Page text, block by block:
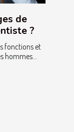
de
?
fonctions et
hommes...